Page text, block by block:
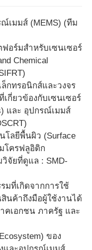
เมมส์ (MEMS) (ทีม
อร์มสำหรับเซนเซอร์
Chemical
กทรอนิกส์และวงจร
เกี่ยวข้องกับเซนเซอร์
และ อุปกรณ์เมมส์
โลยีพื้นผิว (Surface
โครฟลูอิดิก
วิจัยที่ดูแล : SMD-
มที่เกิดจากการใช้
นค้าถึงมือผู้ใช้งานได้
คเอกชน ภาครัฐ และ
ของ